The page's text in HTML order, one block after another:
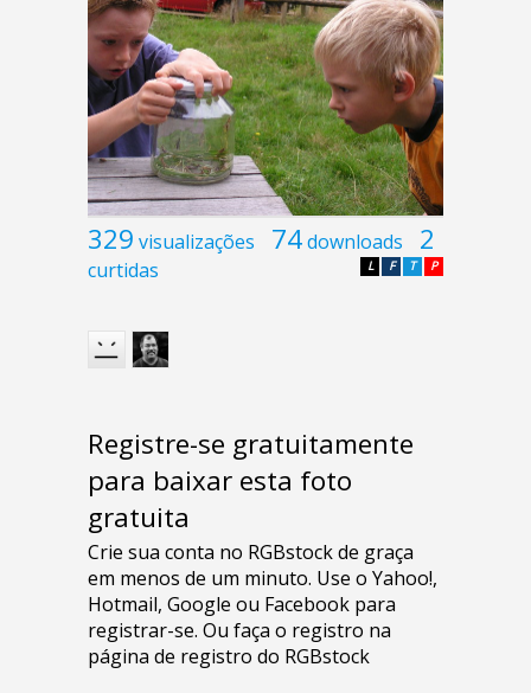
329 visualizações 74downloads 2
curtidas P
T
F
L
Registre-se gratuitamente
para baixar esta foto
gratuita